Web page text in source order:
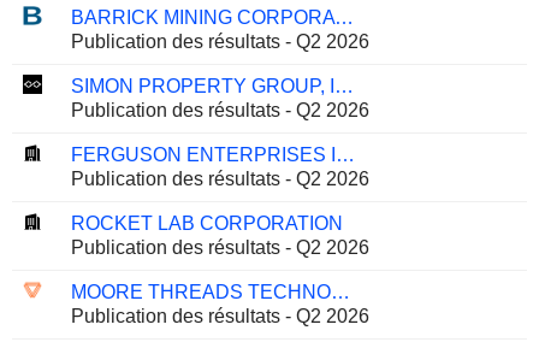
BARRICK MINING CORPORATION
Publication des résultats - Q2 2026
SIMON PROPERTY GROUP, INC.
Publication des résultats - Q2 2026
FERGUSON ENTERPRISES INC.
Publication des résultats - Q2 2026
ROCKET LAB CORPORATION
Publication des résultats - Q2 2026
MOORE THREADS TECHNOLOGY CO., LTD.
Publication des résultats - Q2 2026